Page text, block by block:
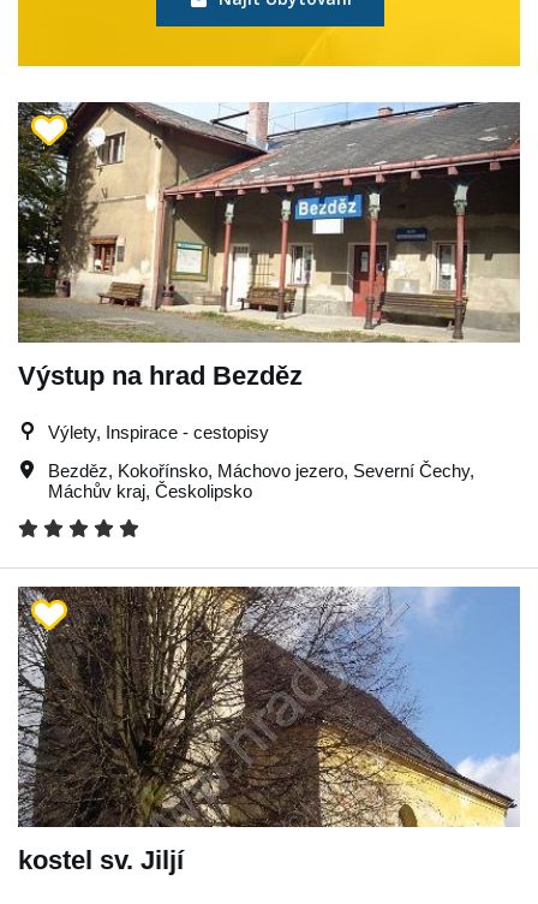
Výstup na hrad Bezděz
Výlety, Inspirace - cestopisy
Bezděz, Kokořínsko, Máchovo jezero, Severní Čechy,
Máchův kraj, Českolipsko
kostel sv. Jiljí